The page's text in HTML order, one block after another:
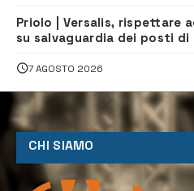
Priolo | Versalis, rispettare
su salvaguardia dei posti di
7 AGOSTO 2026
CHI SIAMO